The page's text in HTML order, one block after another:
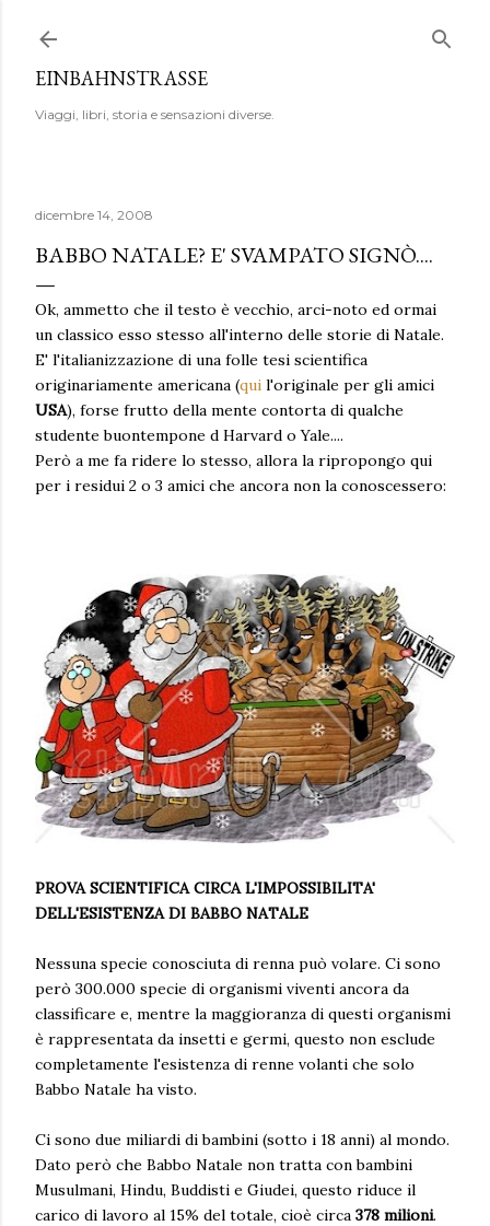
EINBAHNSTRASSE
Viaggi, libri, storia e sensazioni diverse.
dicembre 14, 2008
BABBO NATALE? E' SVAMPATO SIGNÒ....
Ok, ammetto che il testo è vecchio, arci-noto ed ormai
un classico esso stesso all'interno delle storie di Natale.
E' l'italianizzazione di una folle tesi scientifica
originariamente americana (qui l'originale per gli amici
USA), forse frutto della mente contorta di qualche
studente buontempone d Harvard o Yale....
Però a me fa ridere lo stesso, allora la ripropongo qui
per i residui 2 o 3 amici che ancora non la conoscessero:
PROVA SCIENTIFICA CIRCA L'IMPOSSIBILITA'
DELL'ESISTENZA DI BABBO NATALE
Nessuna specie conosciuta di renna può volare. Ci sono
però 300.000 specie di organismi viventi ancora da
classificare e, mentre la maggioranza di questi organismi
è rappresentata da insetti e germi, questo non esclude
completamente l'esistenza di renne volanti che solo
Babbo Natale ha visto.
Ci sono due miliardi di bambini (sotto i 18 anni) al mondo.
Dato però che Babbo Natale non tratta con bambini
Musulmani, Hindu, Buddisti e Giudei, questo riduce il
carico di lavoro al 15% del totale, cioè circa 378 milioni.